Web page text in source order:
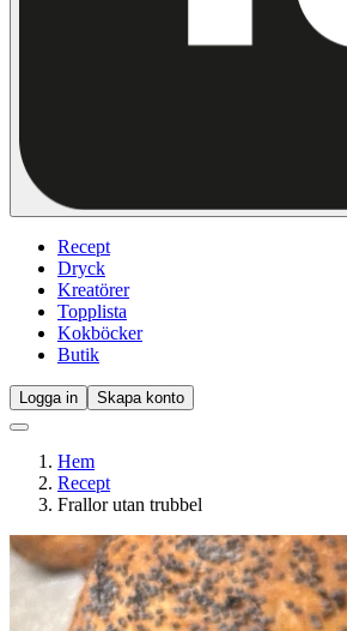
Recept
Dryck
Kreatörer
Topplista
Kokböcker
Butik
Logga in Skapa konto
Hem
Recept
Frallor utan trubbel